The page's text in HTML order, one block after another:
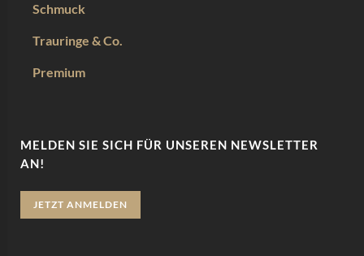
Schmuck
Trauringe & Co.
Premium
MELDEN SIE SICH FÜR UNSEREN NEWSLETTER
AN!
JETZT ANMELDEN